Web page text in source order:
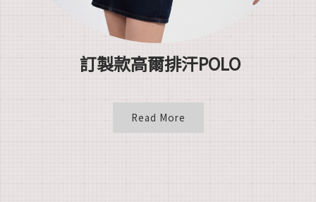
訂製款高爾排汗POLO
Read More